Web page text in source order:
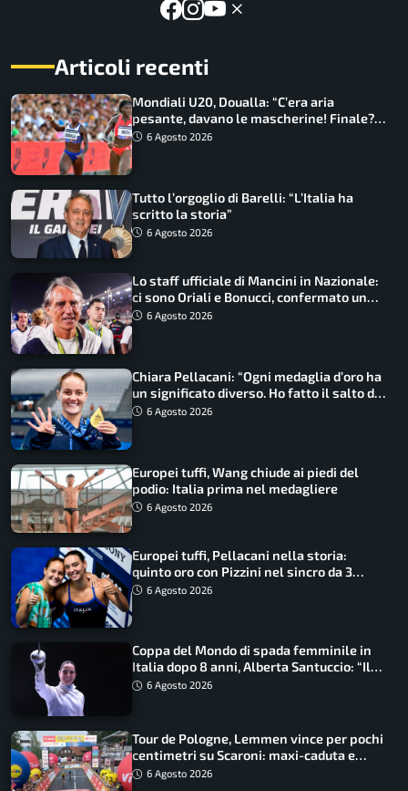
Articoli recenti
Mondiali U20, Doualla: “C’era aria
pesante, davano le mascherine! Finale?
Non ho nulla da perdere”
6 Agosto 2026
Tutto l’orgoglio di Barelli: “L’Italia ha
scritto la storia”
6 Agosto 2026
Lo staff ufficiale di Mancini in Nazionale:
ci sono Oriali e Bonucci, confermato un
ritorno
6 Agosto 2026
Chiara Pellacani: “Ogni medaglia d’oro ha
un significato diverso. Ho fatto il salto di
qualità”
6 Agosto 2026
Europei tuffi, Wang chiude ai piedi del
podio: Italia prima nel medagliere
6 Agosto 2026
Europei tuffi, Pellacani nella storia:
quinto oro con Pizzini nel sincro da 3
metri
6 Agosto 2026
Coppa del Mondo di spada femminile in
Italia dopo 8 anni, Alberta Santuccio: “Il
lavoro dà sempre i suoi frutti”
6 Agosto 2026
Tour de Pologne, Lemmen vince per pochi
centimetri su Scaroni: maxi-caduta e
tappa accorciata
6 Agosto 2026